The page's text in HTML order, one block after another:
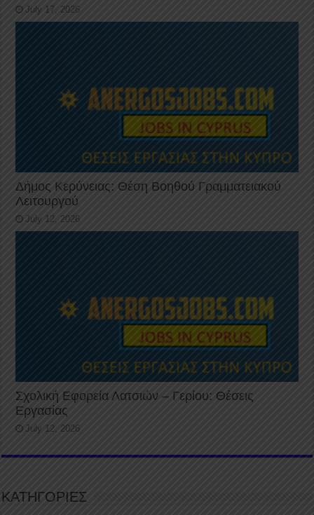
July 17, 2026
Δήμος Κερύνειας: Θέση Βοηθού Γραμματειακού
Λειτουργού
July 12, 2026
Σχολική Εφορεία Λατσιών – Γερίου: Θέσεις
Εργασίας
July 12, 2026
ΚΑΤΗΓΟΡΙΕΣ